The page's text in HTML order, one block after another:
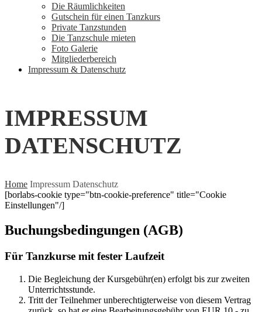
Die Räumlichkeiten
Gutschein für einen Tanzkurs
Private Tanzstunden
Die Tanzschule mieten
Foto Galerie
Mitgliederbereich
Impressum & Datenschutz
IMPRESSUM
DATENSCHUTZ
Home Impressum Datenschutz
[borlabs-cookie type="btn-cookie-preference" title="Cookie
Einstellungen"/]
Buchungsbedingungen (AGB)
Für Tanzkurse mit fester Laufzeit
Die Begleichung der Kursgebühr(en) erfolgt bis zur zweiten
Unterrichtsstunde.
Tritt der Teilnehmer unberechtigterweise von diesem Vertrag